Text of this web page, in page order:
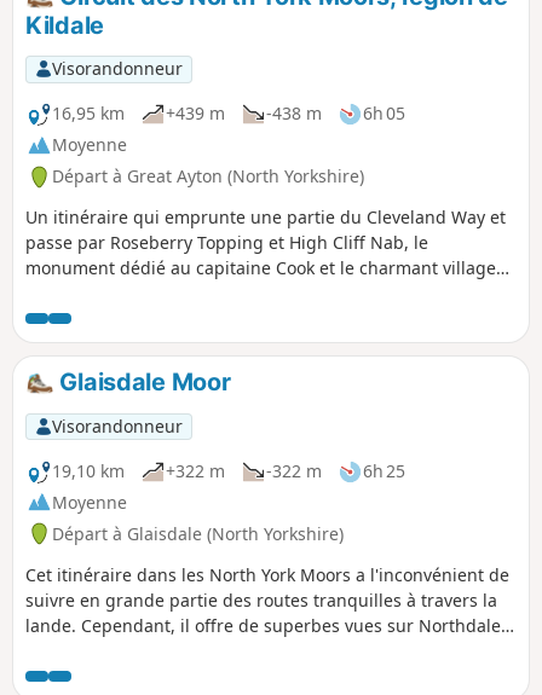
Kildale
Visorandonneur
16,95 km
+439 m -438 m
6h 05
Moyenne
Départ à Great Ayton (North Yorkshire)
Un itinéraire qui emprunte une partie du Cleveland Way et
passe par Roseberry Topping et High Cliff Nab, le
monument dédié au capitaine Cook et le charmant village
Glaisdale Moor
Visorandonneur
19,10 km
+322 m -322 m
6h 25
Moyenne
Départ à Glaisdale (North Yorkshire)
Cet itinéraire dans les North York Moors a l'inconvénient de
suivre en grande partie des routes tranquilles à travers la
lande. Cependant, il offre de superbes vues sur Northdale,